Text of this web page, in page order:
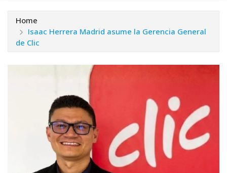
Home
Isaac Herrera Madrid asume la Gerencia General
de Clic